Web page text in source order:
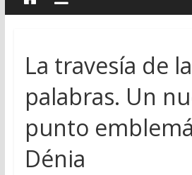
La travesía de
palabras. Un
punto
Dénia